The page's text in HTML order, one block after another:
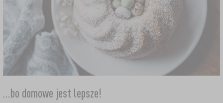
ETYKIETY
...bo domowe jest lepsze!